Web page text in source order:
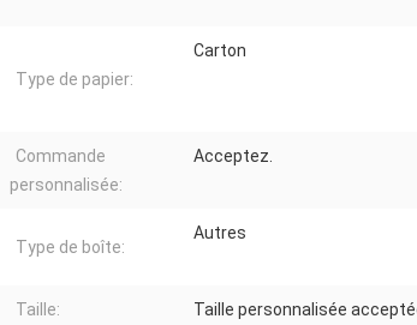
Type de papier:
Carton
Commande
personnalisée:
Acceptez.
Type de boîte:
Autres
Taille: Taille personnalisée